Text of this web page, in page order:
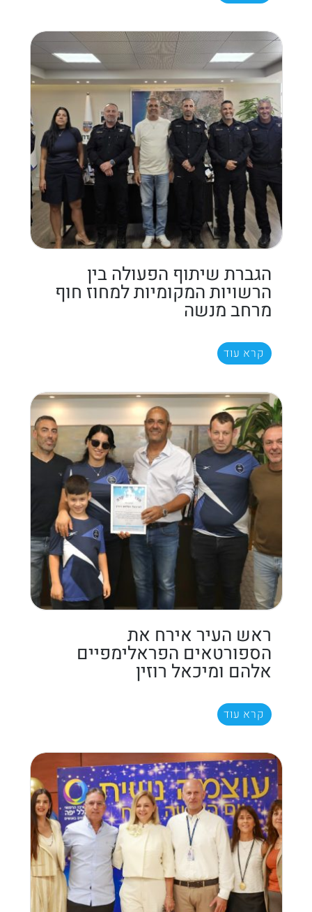
הגברת שיתוף הפעולה בין
הרשויות המקומיות למחוז חוף
מרחב מנשה
קרא עוד
ראש העיר אירח את
הספורטאים הפראלימפיים
אלהם ומיכאל רוזין
קרא עוד